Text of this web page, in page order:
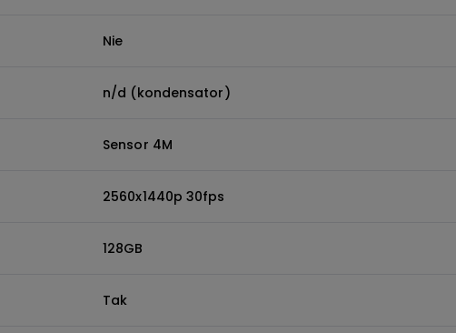
Nie
n/d (kondensator)
Sensor 4M
2560x1440p 30fps
128GB
Tak